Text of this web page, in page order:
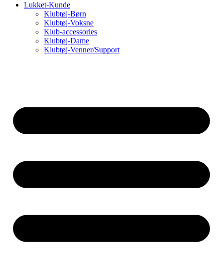
Lukket-Kunde
Klubtøj-Børn
Klubtøj-Voksne
Klub-accessories
Klubtøj-Dame
Klubtøj-Venner/Support